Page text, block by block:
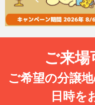
ご来
ご希望の分譲
日時を